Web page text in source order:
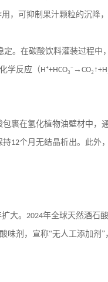
，可抑制果汁颗粒的沉降，
定。在碳酸饮料灌装过程中
学反应（H⁺+HCO₃⁻→ CO₂↑+H
裹在氢化植物油壁材中，
持12个月无结晶析出。此外
大。 2024年全球天然酒石
味剂，宣称“无人工添加剂